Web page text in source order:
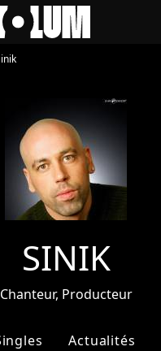
SINIK
Chanteur, Producteur
Actualités